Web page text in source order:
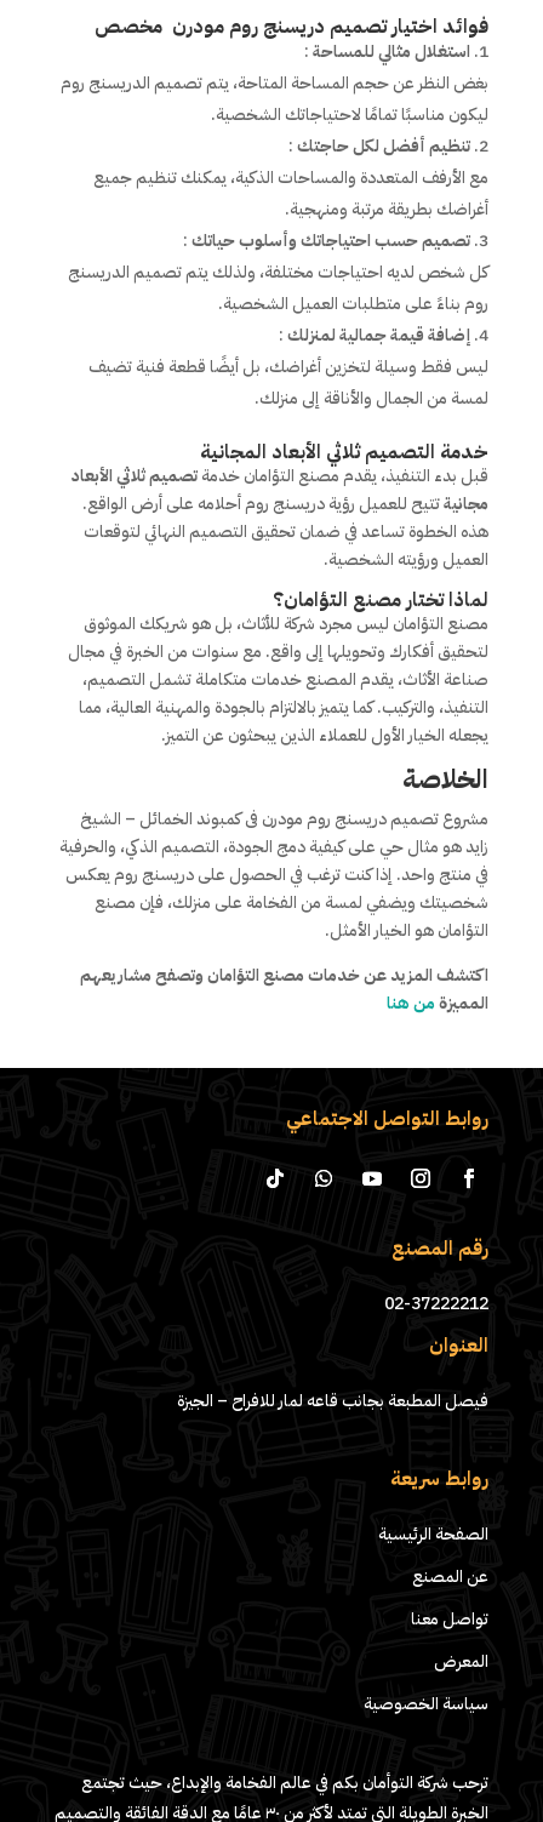
فوائد اختيار تصميم دريسنج روم مودرن مخصص
استغلال مثالي للمساحة:
بغض النظر عن حجم المساحة المتاحة، يتم تصميم الدريسنج روم
ليكون مناسبًا تمامًا لاحتياجاتك الشخصية.
تنظيم أفضل لكل حاجتك:
مع الأرفف المتعددة والمساحات الذكية، يمكنك تنظيم جميع
أغراضك بطريقة مرتبة ومنهجية.
تصميم حسب احتياجاتك وأسلوب حياتك:
كل شخص لديه احتياجات مختلفة، ولذلك يتم تصميم الدريسنج
روم بناءً على متطلبات العميل الشخصية.
إضافة قيمة جمالية لمنزلك:
ليس فقط وسيلة لتخزين أغراضك، بل أيضًا قطعة فنية تضيف
لمسة من الجمال والأناقة إلى منزلك.
خدمة التصميم ثلاثي الأبعاد المجانية
قبل بدء التنفيذ، يقدم مصنع التؤامان خدمةتصميم ثلاثي الأبعاد
مجانيةتتيح للعميل رؤية دريسنج روم أحلامه على أرض الواقع.
هذه الخطوة تساعد في ضمان تحقيق التصميم النهائي لتوقعات
العميل ورؤيته الشخصية.
لماذا تختار مصنع التؤامان؟
مصنع التؤامان ليس مجرد شركة للأثاث، بل هو شريكك الموثوق
لتحقيق أفكارك وتحويلها إلى واقع. مع سنوات من الخبرة في مجال
صناعة الأثاث، يقدم المصنع خدمات متكاملة تشمل التصميم،
التنفيذ، والتركيب. كما يتميز بالالتزام بالجودة والمهنية العالية، مما
يجعله الخيار الأول للعملاء الذين يبحثون عن التميز.
الخلاصة
مشروع تصميم دريسنج روم مودرن فى كمبوند الخمائل – الشيخ
زايد هو مثال حي على كيفية دمج الجودة، التصميم الذكي، والحرفية
في منتج واحد. إذا كنت ترغب في الحصول على دريسنج روم يعكس
شخصيتك ويضفي لمسة من الفخامة على منزلك، فإن مصنع
التؤامان هو الخيار الأمثل.
اكتشف المزيد عن خدمات مصنع التؤامان وتصفح مشاريعهم
المميزةمن هنا
روابط التواصل الاجتماعي
رقم المصنع
02-37222212
العنوان
فيصل المطبعة بجانب قاعه لمار للافراح – الجيزة
روابط سريعة
الصفحة الرئيسية
عن المصنع
تواصل معنا
المعرض
سياسة الخصوصية
ترحب شركة التوأمان بكم في عالم الفخامة والإبداع، حيث تجتمع
الخبرة الطويلة التي تمتد لأكثر من ٣٠ عامًا مع الدقة الفائقة والتصميم